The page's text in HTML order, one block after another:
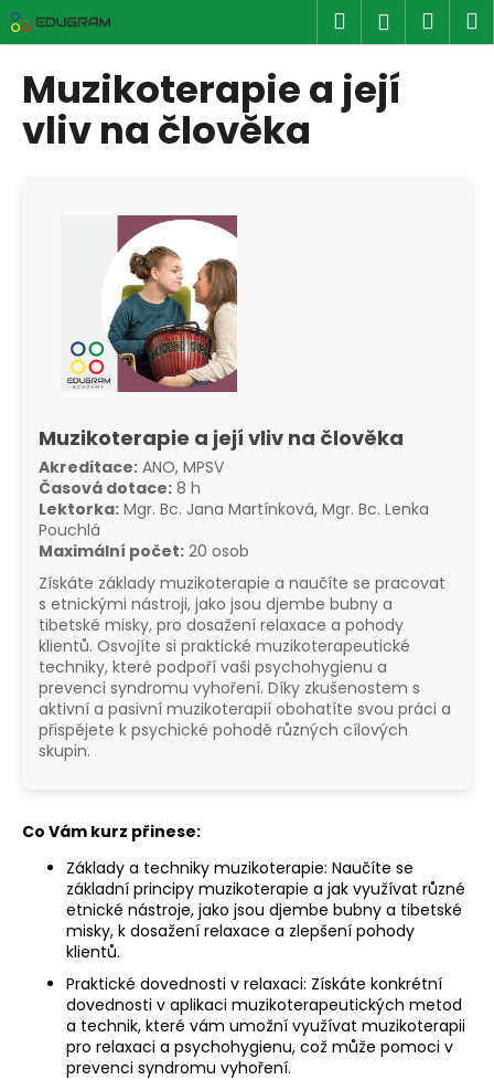
Přejít
na
obsah
Hledat
Muzikoterapie a její
vliv na člověka
Muzikoterapie a její vliv na člověka
Akreditace: ANO, MPSV
Časová dotace: 8 h
Lektorka: Mgr. Bc. Jana Martínková, Mgr. Bc. Lenka
Pouchlá
Maximální počet: 20 osob
Získáte základy muzikoterapie a naučíte se pracovat
s etnickými nástroji, jako jsou djembe bubny a
tibetské misky, pro dosažení relaxace a pohody
klientů. Osvojíte si praktické muzikoterapeutické
techniky, které podpoří vaši psychohygienu a
prevenci syndromu vyhoření. Díky zkušenostem s
aktivní a pasivní muzikoterapií obohatíte svou práci a
přispějete k psychické pohodě různých cílových
skupin.
Co Vám kurz přinese:
Základy a techniky muzikoterapie: Naučíte se
základní principy muzikoterapie a jak využívat různé
etnické nástroje, jako jsou djembe bubny a tibetské
misky, k dosažení relaxace a zlepšení pohody
klientů.
Praktické dovednosti v relaxaci: Získáte konkrétní
dovednosti v aplikaci muzikoterapeutických metod
a technik, které vám umožní využívat muzikoterapii
pro relaxaci a psychohygienu, což může pomoci v
prevenci syndromu vyhoření.
K
o
C
o
a